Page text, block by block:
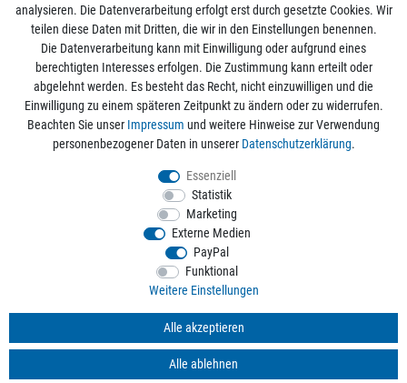
Mein Konto
Informationen
Rechtliche Angaben
Alle Preise sind inkl. der gesetzlichen Mehrwertsteuer und zzgl.
Kostenloser Versand ab 50€ Bestellwert nur innerhalb Deutschlands.
© 2026 aquaristikwelt24. Alle Rechte vorbehalten. Powered by
Kontakt
analysieren. Die Datenverarbeitung erfolgt erst durch gesetzte Cookies. Wir
teilen diese Daten mit Dritten, die wir in den Einstellungen benennen.
Die Datenverarbeitung kann mit Einwilligung oder aufgrund eines
berechtigten Interesses erfolgen. Die Zustimmung kann erteilt oder
abgelehnt werden. Es besteht das Recht, nicht einzuwilligen und die
Einwilligung zu einem späteren Zeitpunkt zu ändern oder zu widerrufen.
Beachten Sie unser Impressum und weitere Hinweise zur Verwendung
personenbezogener Daten in unserer Daten­schutz­erklärung.
Essenziell
Statistik
Marketing
Externe Medien
PayPal
Funktional
Weitere Einstellungen
Alle akzeptieren
Alle ablehnen
*